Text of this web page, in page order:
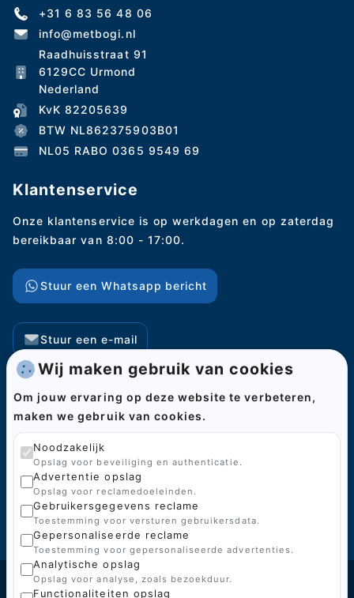
Wij maken gebruik van cookies
Om jouw ervaring op deze website te verbeteren,
maken we gebruik van cookies.
Noodzakelijk
Opslag voor beveiliging en authenticatie.
Advertentie opslag
Opslag voor reclamedoeleinden.
Gebruikersgegevens reclame
Toestemming voor versturen gebruikersdata.
Gepersonaliseerde reclame
Toestemming voor gepersonaliseerde advertenties.
Analytische opslag
Opslag voor analyse, zoals bezoekduur.
Functionaliteiten opslag
+31 6 83 56 48 06
info@metbogi.nl
Raadhuisstraat 91
6129CC Urmond
Nederland
KvK 82205639
BTW NL862375903B01
NL05 RABO 0365 9549 69
Klantenservice
Onze klantenservice is op werkdagen en op zaterdag
bereikbaar van 8:00 - 17:00.
Stuur een Whatsapp bericht
Stuur een e-mail
Home
Categorieën
Over ons
Kenniscentrum
Contact
© 2026 BoGi